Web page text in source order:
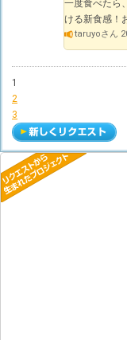
一度食べたら
ける新食感！
taruyoさん
1
2
3